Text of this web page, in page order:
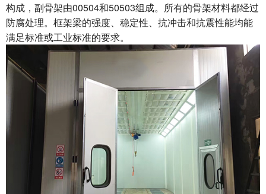
构成，副骨架由00504和50503组成。所有的骨架材料都经过
防腐处理。框架梁的强度、稳定性、抗冲击和抗震性能均能
满足标准或工业标准的要求。